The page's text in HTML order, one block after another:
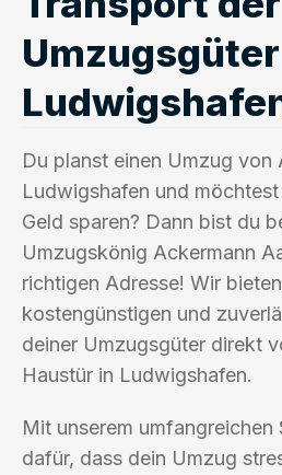
Du planst einen Umzug von
Ludwigshafen und
Geld sparen? Dann bist du
Umzugskönig Ackermann
richtigen Adresse! Wir
kostengünstigen und
deiner Umzugsgüter direkt
Haustür in Ludwigshafen.
Mit unserem
dafür, dass dein Umzug